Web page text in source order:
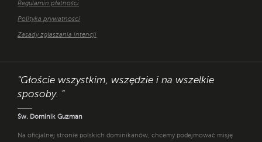
Regulamin płatności
Polityka prywatności
Zasady zgłaszania intencji
"Głoście wszystkim, wszędzie i na wszelkie
sposoby. "
Św. Dominik Guzman
Na oficjalnej stronie polskich dominikanów, chcemy podejmować misję